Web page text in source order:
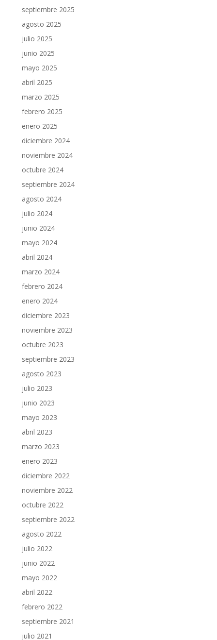
septiembre 2025
agosto 2025
julio 2025
junio 2025
mayo 2025
abril 2025
marzo 2025
febrero 2025
enero 2025
diciembre 2024
noviembre 2024
octubre 2024
septiembre 2024
agosto 2024
julio 2024
junio 2024
mayo 2024
abril 2024
marzo 2024
febrero 2024
enero 2024
diciembre 2023
noviembre 2023
octubre 2023
septiembre 2023
agosto 2023
julio 2023
junio 2023
mayo 2023
abril 2023
marzo 2023
enero 2023
diciembre 2022
noviembre 2022
octubre 2022
septiembre 2022
agosto 2022
julio 2022
junio 2022
mayo 2022
abril 2022
febrero 2022
septiembre 2021
julio 2021